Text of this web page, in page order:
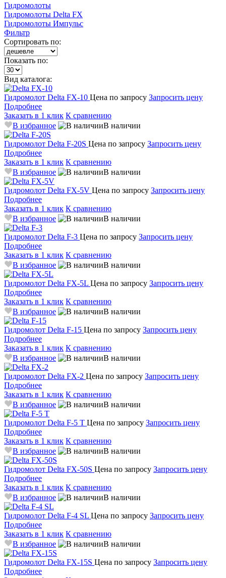
Гидромолоты
Гидромолоты Delta FX
Гидромолоты Импульс
Фильтр
Сортировать по:
Показать по:
Вид каталога:
Гидромолот Delta FX-10 Цена по запросу Запросить цену
Подробнее
Заказать в 1 клик К сравнению
В избранное
В наличии
Гидромолот Delta F-20S Цена по запросу Запросить цену
Подробнее
Заказать в 1 клик К сравнению
В избранное
В наличии
Гидромолот Delta FX-5V Цена по запросу Запросить цену
Подробнее
Заказать в 1 клик К сравнению
В избранное
В наличии
Гидромолот Delta F-3 Цена по запросу Запросить цену
Подробнее
Заказать в 1 клик К сравнению
В избранное
В наличии
Гидромолот Delta FX-5L Цена по запросу Запросить цену
Подробнее
Заказать в 1 клик К сравнению
В избранное
В наличии
Гидромолот Delta F-15 Цена по запросу Запросить цену
Подробнее
Заказать в 1 клик К сравнению
В избранное
В наличии
Гидромолот Delta FX-2 Цена по запросу Запросить цену
Подробнее
Заказать в 1 клик К сравнению
В избранное
В наличии
Гидромолот Delta F-5 Т Цена по запросу Запросить цену
Подробнее
Заказать в 1 клик К сравнению
В избранное
В наличии
Гидромолот Delta FX-50S Цена по запросу Запросить цену
Подробнее
Заказать в 1 клик К сравнению
В избранное
В наличии
Гидромолот Delta F-4 SL Цена по запросу Запросить цену
Подробнее
Заказать в 1 клик К сравнению
В избранное
В наличии
Гидромолот Delta FX-15S Цена по запросу Запросить цену
Подробнее